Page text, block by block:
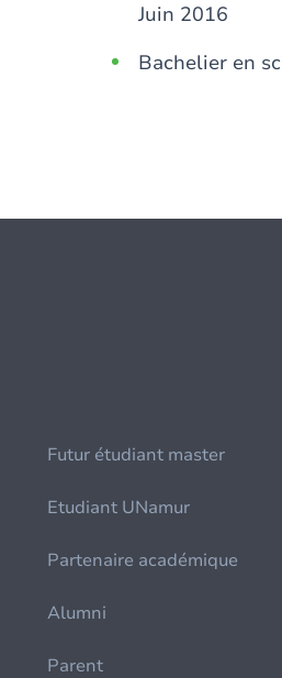
Juin 2016
Bachelier en
Futur étudiant master
Etudiant UNamur
Partenaire académique
Alumni
Parent